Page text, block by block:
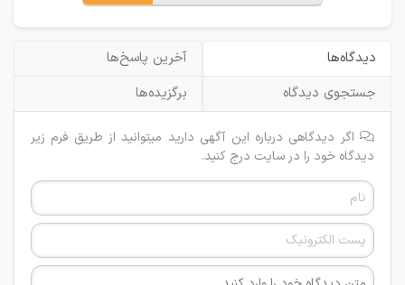
دیدگاه‌ها
آخرین پاسخ‌ها
جستجوی دیدگاه
برگزیده‌ها
اگر دیدگاهی درباره این آگهی دارید میتوانید از طریق فرم زیر
دیدگاه خود را در سایت درج کنید.